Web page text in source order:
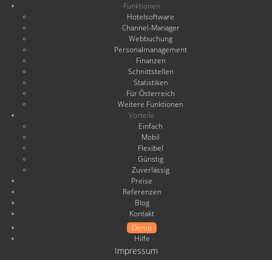
Funktionen
Hotelsoftware
Channel-Manager
Webbuchung
Personalmanagement
Finanzen
Schnittstellen
Statistiken
Für Österreich
Weitere Funktionen
Vorteile
Einfach
Mobil
Flexibel
Günstig
Zuverlässig
Preise
Referenzen
Blog
Kontakt
Demo
Hilfe
Impressum